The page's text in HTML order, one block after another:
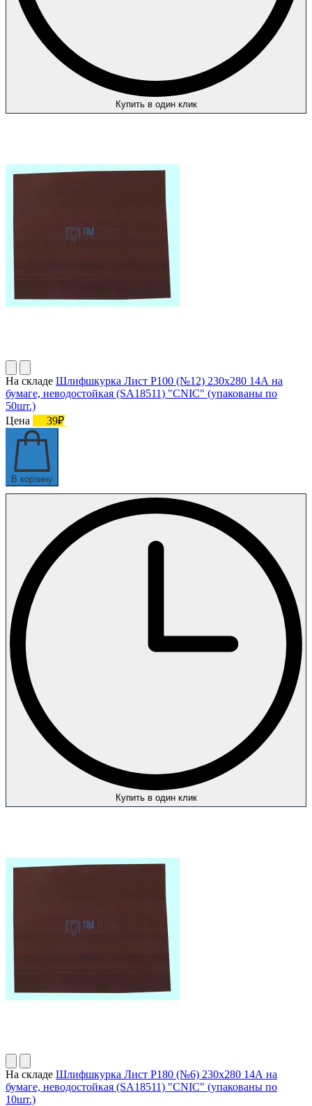
Купить в один клик
На складе Шлифшкурка Лист Р100 (№12) 230х280 14А на
бумаге, неводостойкая (SA18511) "CNIC" (упакованы по
50шт.)
Цена
39₽
В корзину
Купить в один клик
На складе Шлифшкурка Лист Р180 (№6) 230х280 14А на
бумаге, неводостойкая (SA18511) "CNIC" (упакованы по
10шт.)